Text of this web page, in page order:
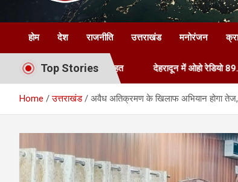
Bharat Uday News
होम देश राजनीति उत्तराखंड मनोरंजन
Top Stories
को मिली राहत देहरादून में ओहो रेडियो 89.2 FM का
Home उत्तराखंड अवैध अतिक्रमण के खिलाफ अभियान होगा तेज,